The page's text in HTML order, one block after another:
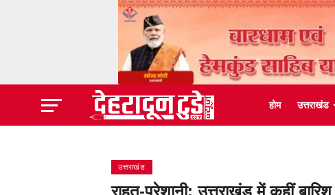
होम उत्तराखंड
उत्तराखंड
राहत-परेशानी: उत्तराखंड में कहीं